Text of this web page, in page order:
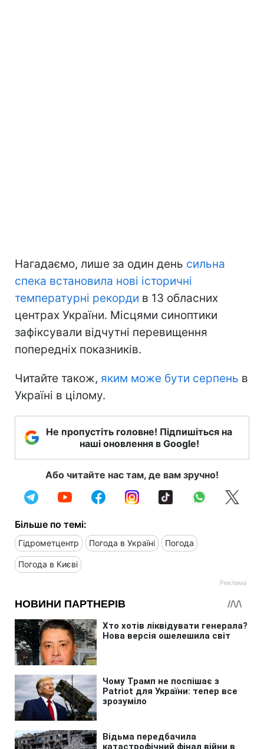
Нагадаємо, лише за один день сильна
спека встановила нові історичні
температурні рекорди в 13 обласних
центрах України. Місцями синоптики
зафіксували відчутні перевищення
попередніх показників.
Читайте також, яким може бути серпень в
Україні в цілому.
Не пропустіть головне! Підпишіться на
наші оновлення в Google!
Або читайте нас там, де вам зручно!
Більше по темі:
Гідрометцентр Погода в Україні Погода
Погода в Києві